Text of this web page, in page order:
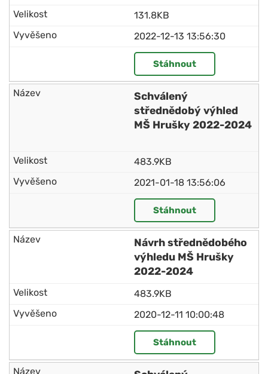
131.8KB
2022-12-13 13:56:30
Stáhnout
Schválený
střednědobý výhled
MŠ Hrušky 2022-2024
483.9KB
2021-01-18 13:56:06
Stáhnout
Návrh střednědobého
výhledu MŠ Hrušky
2022-2024
483.9KB
2020-12-11 10:00:48
Stáhnout